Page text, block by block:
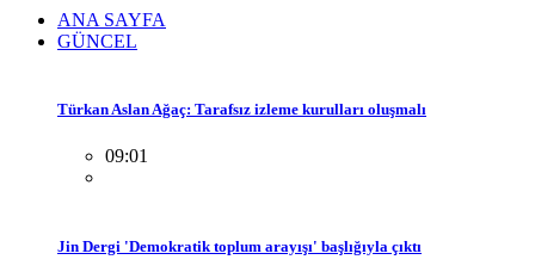
ANA SAYFA
GÜNCEL
Türkan Aslan Ağaç: Tarafsız izleme kurulları oluşmalı
09:01
Jin Dergi 'Demokratik toplum arayışı' başlığıyla çıktı